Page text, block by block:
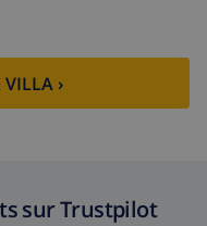
VILLA ›
sur Trustpilot